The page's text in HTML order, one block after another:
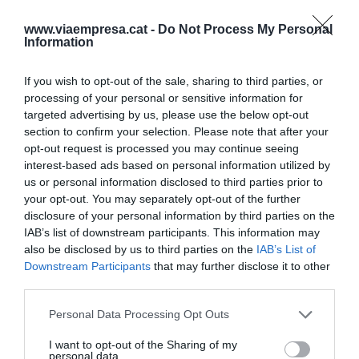
www.viaempresa.cat - Do Not Process My Personal
Information
If you wish to opt-out of the sale, sharing to third parties, or
processing of your personal or sensitive information for
targeted advertising by us, please use the below opt-out
section to confirm your selection. Please note that after your
opt-out request is processed you may continue seeing
interest-based ads based on personal information utilized by
us or personal information disclosed to third parties prior to
your opt-out. You may separately opt-out of the further
disclosure of your personal information by third parties on the
IAB’s list of downstream participants. This information may
also be disclosed by us to third parties on the IAB’s List of
Downstream Participants that may further disclose it to other
Personal Data Processing Opt Outs
I want to opt-out of the Sharing of my
personal data.
un institut d'agricultura tecnificada.
SI VOLS SABER-NE MÉS
180 milions d’euros i el futur de la indústria
agroalimentària: així serà l’Agroparc (Alt
"El projecte va néixer de les vivències que teníem